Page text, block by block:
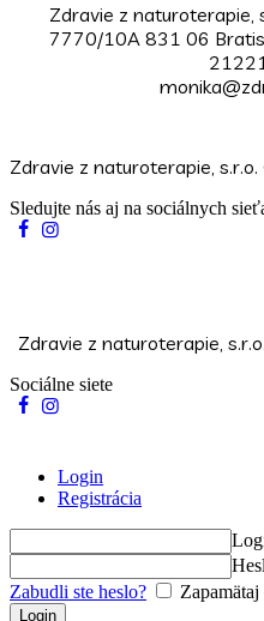
Zdravie z naturoterapie,
7770/10A 831 06
Zdravie z naturoterapie, s.r.o.
Sledujte nás aj na sociálnych
Zdravie z naturoterapie, s.r.o.
Sociálne siete
Login
Registrácia
Zabudli ste heslo?
Zapamätaj